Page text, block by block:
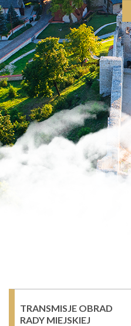
TRANSMISJE OBRAD
RADY MIEJSKIEJ